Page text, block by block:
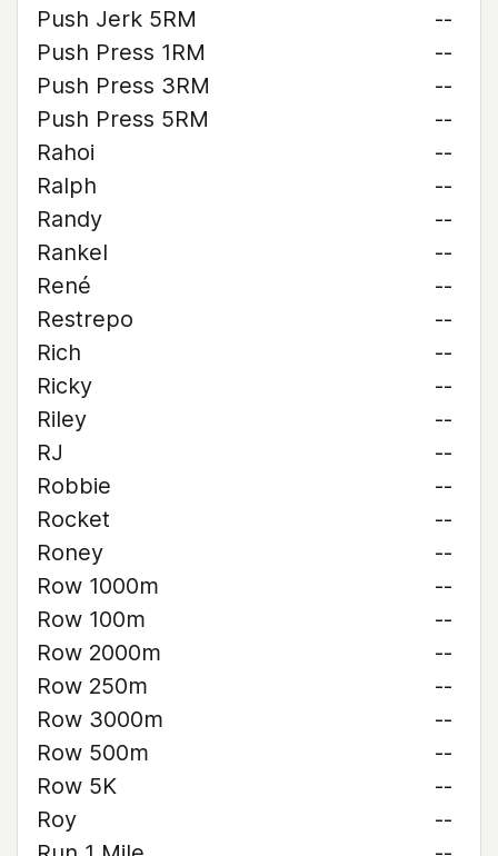
Push Jerk 5RM
--
Push Press 1RM
--
Push Press 3RM
--
Push Press 5RM
--
Rahoi
--
Ralph
--
Randy
--
Rankel
--
René
--
Restrepo
--
Rich
--
Ricky
--
Riley
--
RJ
--
Robbie
--
Rocket
--
Roney
--
Row 1000m
--
Row 100m
--
Row 2000m
--
Row 250m
--
Row 3000m
--
Row 500m
--
Row 5K
--
Roy
--